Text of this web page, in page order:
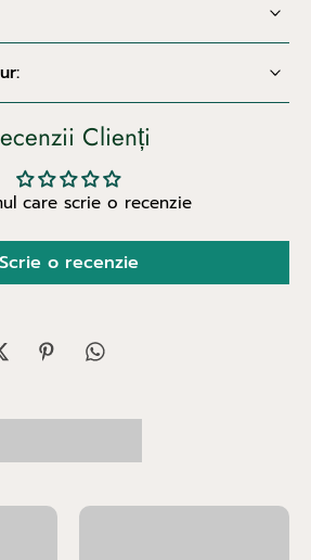
Clienți
care scrie o recenzie
Scrie o recenzie